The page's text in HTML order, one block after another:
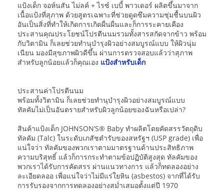
แป้งเด็ก จอห์นสัน ไม่ลค์ + ไรซ์ เบบี้ พาวเดอร์ ผลิตขึ้นมาจาก
เนื้อแป้งที่สุภาพ ด้วยสูตรเฉพาะที่ช่วยดูดซึมความชุ่มชื้นบนผิว
อันเป็นสิ่งที่ทำให้เกิดการเกิดผื่นผื่นและก็การระคายเคือง
ประสานคุณประโยชน์โปรตีนนมรวมทั้งสารสกัดจากข้าว พร้อม
กับวิตามิน ก็เลยช่วยทำนุบำรุงผิวอย่างสมบูรณ์แบบ ให้ผิวนุ่ม
เนียน มองมีสุขภาพผิวดีขึ้น ผ่านการตรวจสอบแล้วว่าสุภาพ
สำหรับลูกน้อยแล้วก็คุณเอง แป้งสำหรับเด็ก
ประสานค่าโปรตีนนม
พร้อมทั้งวิตามิน ก็เลยช่วยทำนุบำรุงผิวอย่างสมบูรณ์แบบ
ทัลคัมไม่เป็นอันตรายสำหรับผิวลูกน้อยของฉันหรือเปล่า?
สินค้าแป้งเด็ก JOHNSON’S® Baby ทำผลิตโดยคัดสรรวัตถุดิบ
ทัลคัม (Talc) ในระดับเภสัชตำรับของสหรัฐฯ (USP grade) เพื่อ
แน่ใจว่า ทัลคัมของพวกเราตามมาตรฐานด้านประสิทธิภาพ
ความบริสุทธิ์ แล้วก็การกระทำตามข้อปฏิบัติสูงสุด ทัลคัมของ
พวกเราได้รับการคัดสรร ผ่านแนวทางการ แล้วก็ทดลองอย่าง
ละเอียดลออ เพื่อแน่ใจว่าไม่มีแร่ใยหิน (asbestos) จากที่ได้รับ
การรับรองจากการทดลองอย่างสม่ำเสมอตั้งแต่ปี 1970